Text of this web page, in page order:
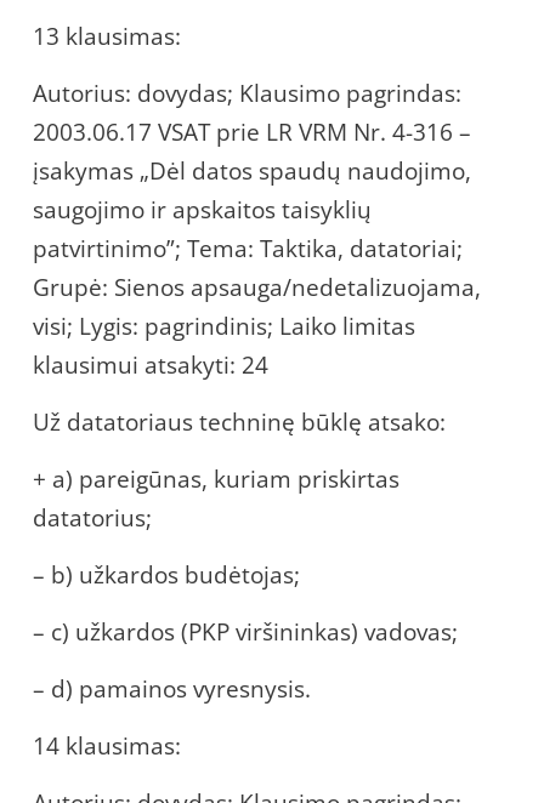
13 klausimas:
Autorius: dovydas; Klausimo pagrindas:
2003.06.17 VSAT prie LR VRM Nr. 4-316 –
įsakymas „Dėl datos spaudų naudojimo,
saugojimo ir apskaitos taisyklių
patvirtinimo”; Tema: Taktika, datatoriai;
Grupė: Sienos apsauga/nedetalizuojama,
visi; Lygis: pagrindinis; Laiko limitas
klausimui atsakyti: 24
Už datatoriaus techninę būklę atsako:
+ a) pareigūnas, kuriam priskirtas
datatorius;
– b) užkardos budėtojas;
– c) užkardos (PKP viršininkas) vadovas;
– d) pamainos vyresnysis.
14 klausimas: